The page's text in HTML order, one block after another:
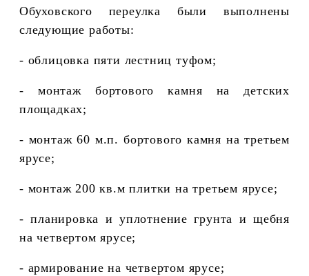
Обуховского переулка были выполнены
следующие работы:
- облицовка пяти лестниц туфом;
- монтаж бортового камня на детских
площадках;
- монтаж 60 м.п. бортового камня на третьем
ярусе;
- монтаж 200 кв.м плитки на третьем ярусе;
- планировка и уплотнение грунта и щебня
на четвертом ярусе;
- армирование на четвертом ярусе;